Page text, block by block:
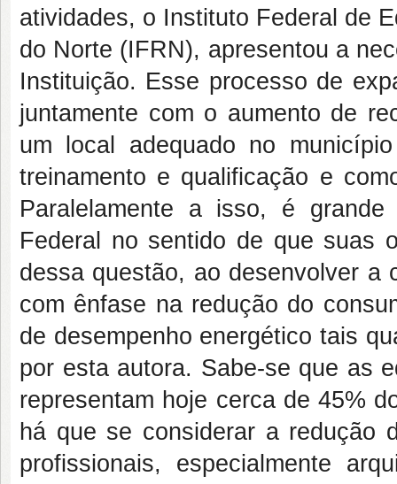
atividades, o Instituto Federal de
do Norte (IFRN), apresentou a
Instituição. Esse processo de
juntamente com o aumento de
um local adequado no
treinamento e qualificação e
Paralelamente a isso, é grande
Federal no sentido de que suas
dessa questão, ao desenvolver a
com ênfase na redução do
de desempenho energético tais
por esta autora. Sabe-se que as
representam hoje cerca de 45%
há que se considerar a redução
profissionais, especialmente